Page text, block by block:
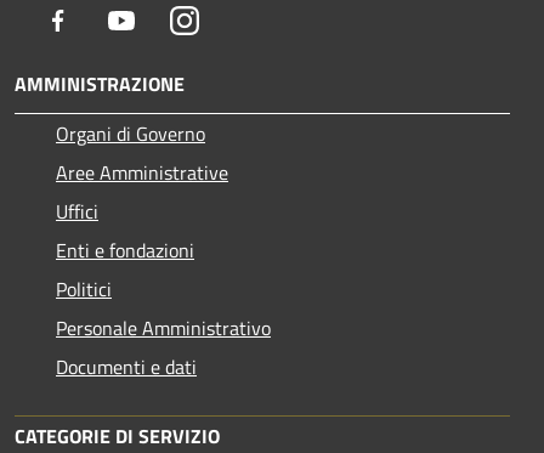
Facebook YoutubeInstagram
AMMINISTRAZIONE
Organi di Governo
Aree Amministrative
Uffici
Enti e fondazioni
Politici
Personale Amministrativo
Documenti e dati
CATEGORIE DI SERVIZIO